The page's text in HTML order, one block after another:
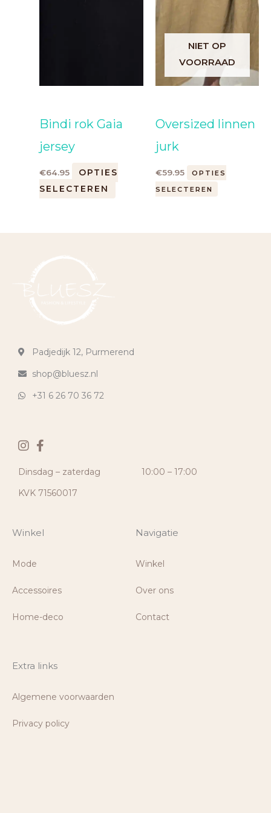
Bindi rok Gaia
jersey
€64.95
OPTIES
SELECTEREN
NIET OP
VOORRAAD
Oversized linnen
jurk
€59.95
OPTIES
SELECTEREN
Padjedijk 12, Purmerend
shop@bluesz.nl
+31 6 26 70 36 72
Dinsdag – zaterdag
10:00 – 17:00
KVK 71560017
Winkel
Mode
Accessoires
Home-deco
Navigatie
Winkel
Over ons
Contact
Extra links
Algemene voorwaarden
Privacy policy